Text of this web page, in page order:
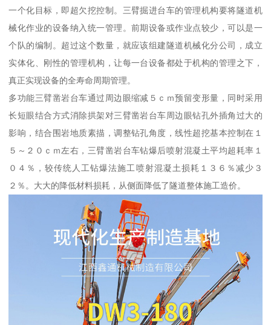
一个化目标，即超欠挖控制。三臂掘进台车的管理机构要将隧道机
械化作业的设备纳入统一管理。前期设备或作业点较少，可以是一
个队的编制。超过这个数量，就应该组建隧道机械化分公司，成立
实体化、刚性的管理机构，让每一台设备都处于机构的管理之下，
真正实现设备的全寿命周期管理。
多功能三臂凿岩台车通过周边眼缩减５ｃｍ预留变形量，同时采用
长短眼结合方式消除拱架对三臂凿岩台车周边眼钻孔外插角过大的
影响，结合围岩地质素描，调整钻孔角度，线性超挖基本控制在１
５～２０ｃｍ左右，三臂凿岩台车钻爆后喷射混凝土平均超耗率１
０４％，较传统人工钻爆法施工喷射混凝土损耗１３６％减少３
２％。大大的降低材料损耗，从侧面降低了隧道整体施工造价。